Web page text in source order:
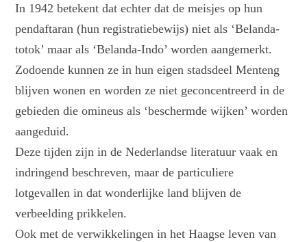
In 1942 betekent dat echter dat de meisjes op hun
pendaftaran (hun registratiebewijs) niet als ‘Belanda-
totok’ maar als ‘Belanda-Indo’ worden aangemerkt.
Zodoende kunnen ze in hun eigen stadsdeel Menteng
blijven wonen en worden ze niet geconcentreerd in de
gebieden die omineus als ‘beschermde wijken’ worden
aangeduid.
Deze tijden zijn in de Nederlandse literatuur vaak en
indringend beschreven, maar de particuliere
lotgevallen in dat wonderlijke land blijven de
verbeelding prikkelen.
Ook met de verwikkelingen in het Haagse leven van